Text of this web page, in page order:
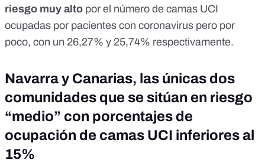
riesgo muy alto por el número de camas UCI
ocupadas por pacientes con coronavirus pero por
poco, con un 26,27% y 25,74% respectivamente.
Navarra y Canarias, las únicas dos
comunidades que se sitúan en riesgo
“medio” con porcentajes de
ocupación de camas UCI inferiores al
15%